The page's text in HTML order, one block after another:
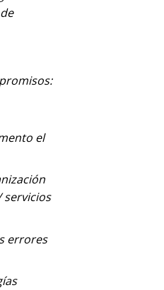
el
servicios
errores